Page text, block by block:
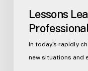
Lessons
In today's rapidly
new situations and